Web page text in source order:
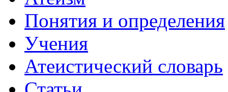
Понятия и определения
Учения
Атеистический словарь